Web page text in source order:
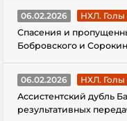
06.02.2026
НХЛ. Голы
Спасения и
Бобровского и
06.02.2026
НХЛ. Голы
Ассистентский дубль
результативных